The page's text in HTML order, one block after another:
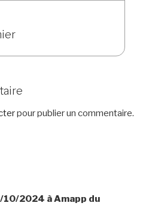
pour publier un commentaire.
2024 à Amapp du